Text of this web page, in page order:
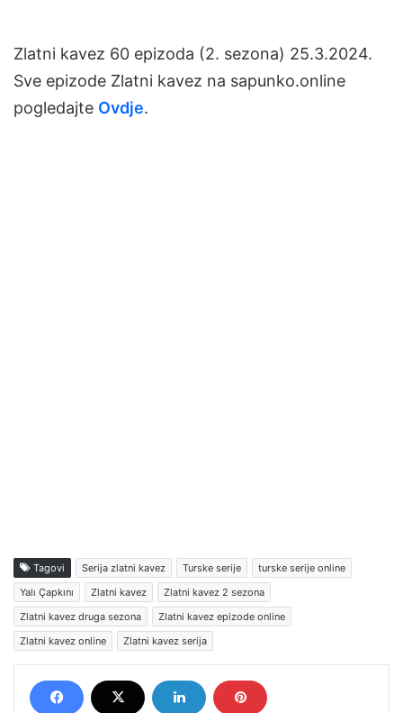
Zlatni kavez 60 epizoda (2. sezona) 25.3.2024.
Sve epizode Zlatni kavez na sapunko.online
pogledajte Ovdje.
Tagovi Serija zlatni kavez Turske serije
turske serije online
Yalı Çapkını
Zlatni kavez
Zlatni kavez 2 sezona
Zlatni kavez druga sezona
Zlatni kavez epizode online
Zlatni kavez online
Zlatni kavez serija